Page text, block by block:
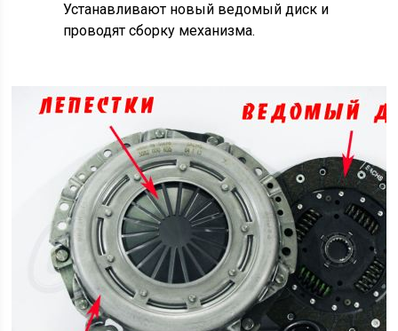
Устанавливают новый ведомый диск и
проводят сборку механизма.